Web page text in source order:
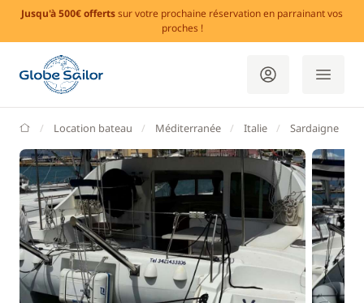
Jusqu'à 500€ offertssur votre prochaine réservation en parrainant vos
proches !
GlobeSailor
Location bateau Méditerranée Italie Sardaigne